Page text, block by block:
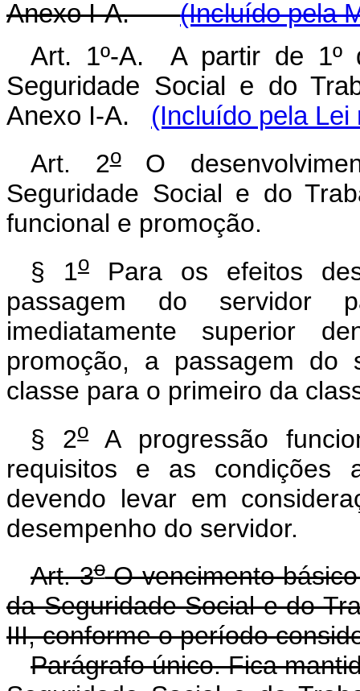
Anexo I-A.(Incluído pela
Art. 1º-A. A partir de 1º
Seguridade Social e do
Anexo I-A. (Incluído pela Lei
Art. 2oO
Seguridade Social e do
funcional e
§ 1oPara os efeitos
passagem do servidor
imediatamente superior
promoção, a passagem
classe para o primeiro da
§ 2oA progressão
requisitos e as condições
devendo levar em
desempenho do servidor.
Art. 3oO vencimento
da Seguridade Social e do
III, conforme o período
Parágrafo único. Fica